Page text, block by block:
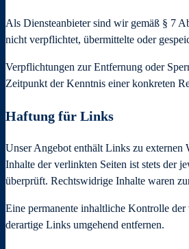
Als Diensteanbieter sind wir gemäß § 7
nicht verpflichtet, übermittelte oder
Verpflichtungen zur Entfernung oder
Zeitpunkt der Kenntnis einer konkreten
Haftung für Links
Unser Angebot enthält Links zu externen
Inhalte der verlinkten Seiten ist stets der
überprüft. Rechtswidrige Inhalte waren
Eine permanente inhaltliche Kontrolle
derartige Links umgehend entfernen.